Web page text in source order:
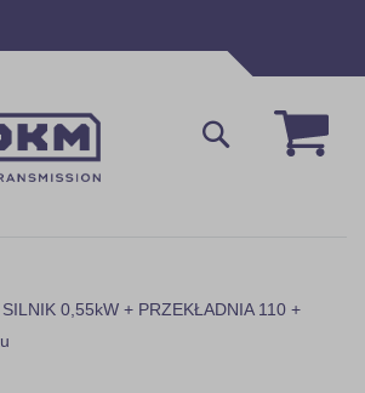
Mój
Szukaj
0,55kW + PRZEKŁADNIA 110 +